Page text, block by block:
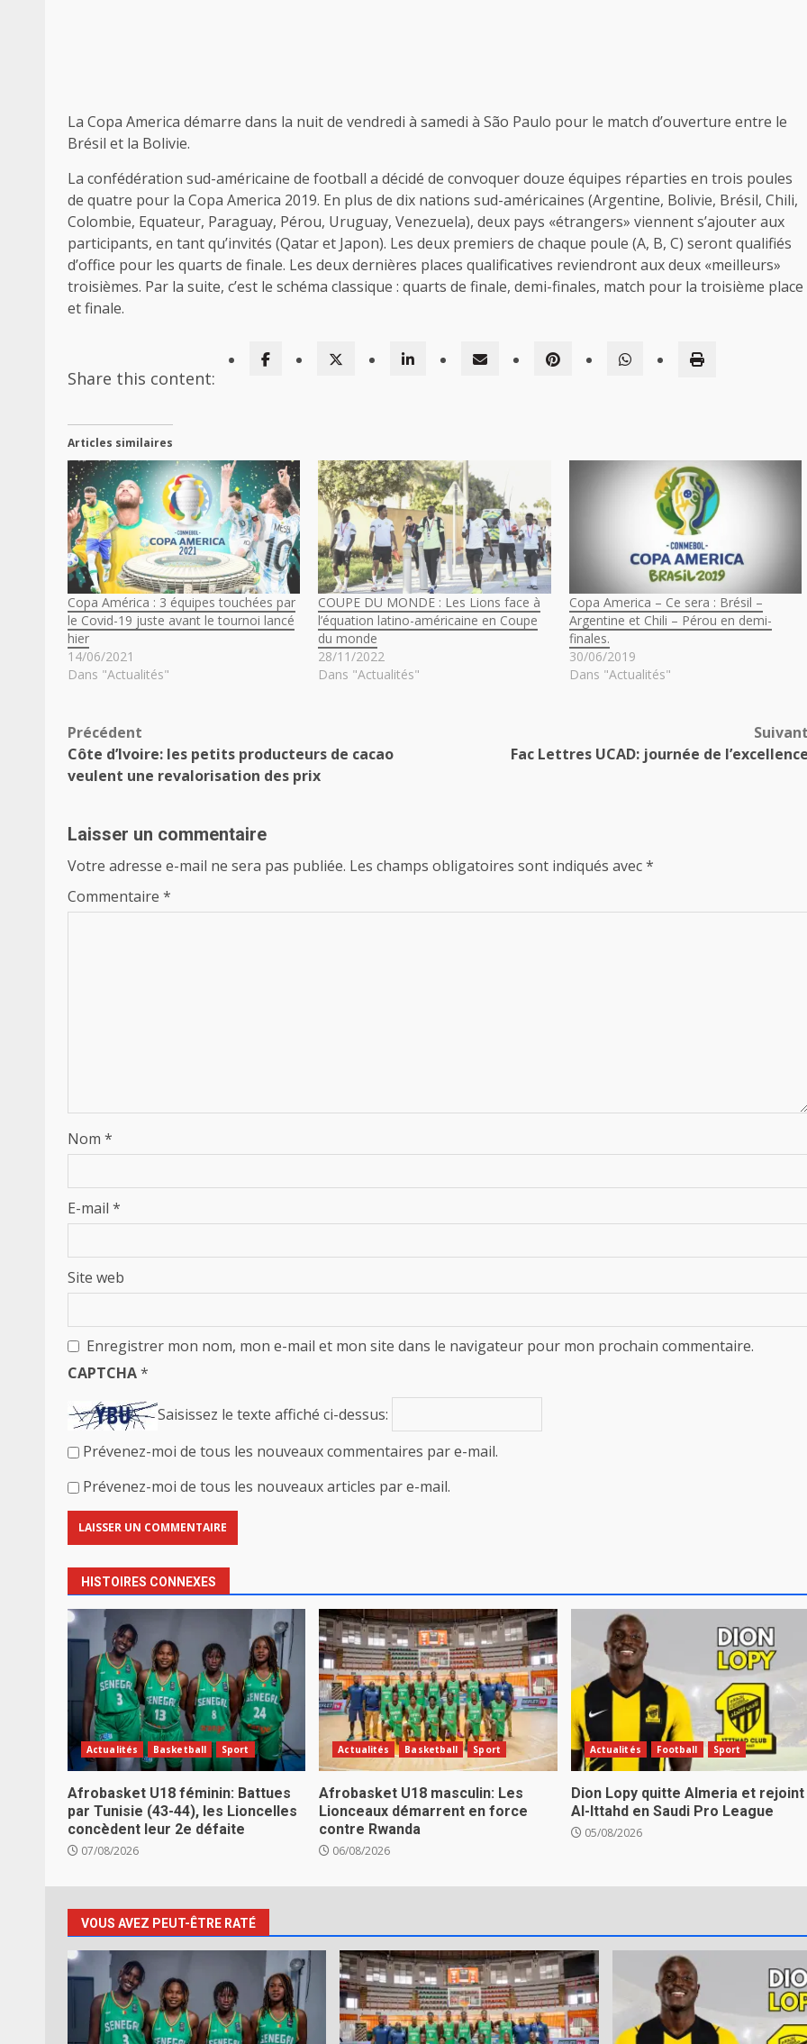
La Copa America démarre dans la nuit de vendredi à samedi à São Paulo pour le match d’ouverture entre le
Brésil et la Bolivie.
La confédération sud-américaine de football a décidé de convoquer douze équipes réparties en trois poules
de quatre pour la Copa America 2019. En plus de dix nations sud-américaines (Argentine, Bolivie, Brésil, Chili,
Colombie, Equateur, Paraguay, Pérou, Uruguay, Venezuela), deux pays «étrangers» viennent s’ajouter aux
participants, en tant qu’invités (Qatar et Japon). Les deux premiers de chaque poule (A, B, C) seront qualifiés
d’office pour les quarts de finale. Les deux dernières places qualificatives reviendront aux deux «meilleurs»
troisièmes. Par la suite, c’est le schéma classique : quarts de finale, demi-finales, match pour la troisième place
et finale.
Share this content:
Articles similaires
Copa América : 3 équipes touchées par
le Covid-19 juste avant le tournoi lancé
hier
14/06/2021
Dans "Actualités"
COUPE DU MONDE : Les Lions face à
l’équation latino-américaine en Coupe
du monde
28/11/2022
Dans "Actualités"
Copa America – Ce sera : Brésil –
Argentine et Chili – Pérou en demi-
finales.
30/06/2019
Dans "Actualités"
Navigation
d’article
Précédent
Côte d’Ivoire: les petits producteurs de cacao
veulent une revalorisation des prix
Fac Lettres UCAD: journée de
Laisser un commentaire
Votre adresse e-mail ne sera pas publiée. Les champs obligatoires sont indiqués avec*
Commentaire *
Nom *
E-mail *
Site web
Enregistrer mon nom, mon e-mail et mon site dans le navigateur pour mon prochain commentaire.
CAPTCHA*
Saisissez le texte affiché ci-dessus:
Prévenez-moi de tous les nouveaux commentaires par e-mail.
Prévenez-moi de tous les nouveaux articles par e-mail.
HISTOIRES CONNEXES
Actualités Basketball Sport
Afrobasket U18 féminin: Battues
par Tunisie (43-44), les Lioncelles
concèdent leur 2e défaite
07/08/2026
Actualités Basketball Sport
Afrobasket U18 masculin: Les
Lionceaux démarrent en force
contre Rwanda
06/08/2026
Actualités Football Sport
Dion Lopy quitte Almeria et rejoint
Al-Ittahd en Saudi Pro League
05/08/2026
VOUS AVEZ PEUT-ÊTRE RATÉ